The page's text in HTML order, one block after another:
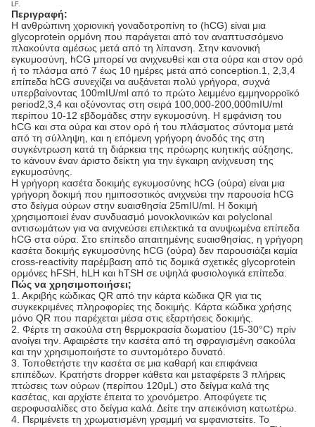
LF.
Περιγραφή:
Η ανθρώπινη χοριονική γοναδοτροπίνη το (hCG) είναι μια
glycoprotein ορμόνη που παράγεται από τον αναπτυσσόμενο
πλακούντα αμέσως μετά από τη λίπανση. Στην κανονική
εγκυμοσύνη, hCG μπορεί να ανιχνευθεί και στα ούρα και στον ορό
ή το πλάσμα από 7 έως 10 ημέρες μετά από conception.1, 2,3,4
επίπεδα hCG συνεχίζει να αυξάνεται πολύ γρήγορα, συχνά
υπερβαίνοντας 100mIU/ml από το πρώτο λειμμένο εμμηνορροϊκό
period2,3,4 και οξύνοντας στη σειρά 100,000-200,000mIU/ml
περίπου 10-12 εβδομάδες στην εγκυμοσύνη. Η εμφάνιση του
hCG και στα ούρα και στον ορό ή του πλάσματος σύντομα μετά
από τη σύλληψη, και η επόμενη γρήγορη άνοδός της στη
συγκέντρωση κατά τη διάρκεια της πρόωρης κυητικής αύξησης,
το κάνουν έναν άριστο δείκτη για την έγκαιρη ανίχνευση της
εγκυμοσύνης.
Η γρήγορη κασέτα δοκιμής εγκυμοσύνης hCG (ούρα) είναι μια
γρήγορη δοκιμή που ημιποσοτικός ανιχνεύει την παρουσία hCG
στο δείγμα ούρων στην ευαισθησία 25mIU/ml. Η δοκιμή
χρησιμοποιεί έναν συνδυασμό μονοκλονικών και polyclonal
αντισωμάτων για να ανιχνεύσει επιλεκτικά τα ανυψωμένα επίπεδα
hCG στα ούρα. Στο επίπεδο απαιτημένης ευαισθησίας, η γρήγορη
κασέτα δοκιμής εγκυμοσύνης hCG (ούρα) δεν παρουσιάζει καμία
cross-reactivity παρέμβαση από τις δομικά σχετικές glycoprotein
ορμόνες hFSH, hLH και hTSH σε υψηλά φυσιολογικά επίπεδα.
Πώς να χρησιμοποιήσει;
1. Ακριβής κώδικας QR από την κάρτα κώδικα QR για τις
συγκεκριμένες πληροφορίες της δοκιμής. Κάρτα κώδικα χρήσης
μόνο QR που παρέχεται μέσα στις εξαρτήσεις δοκιμής.
2. Φέρτε τη σακούλα στη θερμοκρασία δωματίου (15-30°C) πρίν
ανοίγει την. Αφαιρέστε την κασέτα από τη σφραγισμένη σακούλα
και την χρησιμοποιήστε το συντομότερο δυνατό.
3. Τοποθετήστε την κασέτα σε μια καθαρή και επιφάνεια
επιπέδων. Κρατήστε dropper κάθετα και μεταφέρετε 3 πλήρεις
πτώσεις των ούρων (περίπου 120μL) στο δείγμα καλά της
κασέτας, και αρχίστε έπειτα το χρονόμετρο. Αποφύγετε τις
αεροφυσαλίδες στο δείγμα καλά. Δείτε την απεικόνιση κατωτέρω.
4. Περιμένετε τη χρωματισμένη γραμμή να εμφανιστείτε. Το